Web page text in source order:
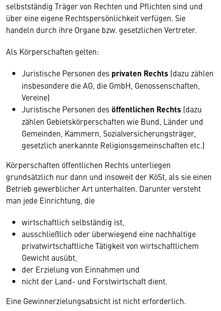
selbstständig Träger von Rechten und Pflichten sind und
über eine eigene Rechtspersönlichkeit verfügen. Sie
handeln durch ihre Organe bzw. gesetzlichen Vertreter.
Als Körperschaften gelten:
Juristische Personen des privaten Rechts (dazu zählen
insbesondere die AG, die GmbH, Genossenschaften,
Vereine)
Juristische Personen des öffentlichen Rechts (dazu
zählen Gebietskörperschaften wie Bund, Länder und
Gemeinden, Kammern, Sozialversicherungsträger,
gesetzlich anerkannte Religionsgemeinschaften etc.)
Körperschaften öffentlichen Rechts unterliegen
grundsätzlich nur dann und insoweit der KöSt, als sie einen
Betrieb gewerblicher Art unterhalten. Darunter versteht
man jede Einrichtung, die
wirtschaftlich selbständig ist,
ausschließlich oder überwiegend eine nachhaltige
privatwirtschaftliche Tätigkeit von wirtschaftlichem
Gewicht ausübt,
der Erzielung von Einnahmen und
nicht der Land- und Forstwirtschaft dient.
Eine Gewinnerzielungsabsicht ist nicht erforderlich.